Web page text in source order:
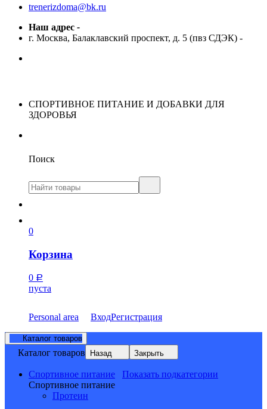
trenerizdoma@bk.ru
Наш адрес -
г. Москва, Балаклавский проспект, д. 5 (пвз СДЭК) -
СПОРТИВНОЕ ПИТАНИЕ И ДОБАВКИ ДЛЯ
ЗДОРОВЬЯ
Поиск
0
Корзина
0 Р
пуста
Personal area ВходРегистрация
Каталог товаров
Каталог товаров Назад Закрыть
Спортивное питание
Показать подкатегории
Спортивное питание
Протеин